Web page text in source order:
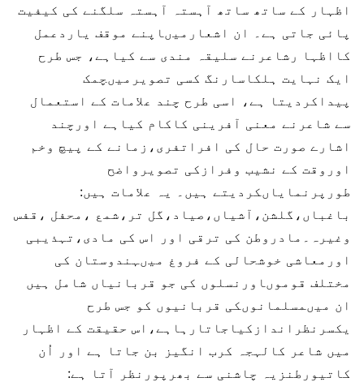
اظہار کے ساتھ ساتھ آہستہ آہستہ سلگنے کی کیفیت
پائی جاتی ہے۔ ان اشعارمیںاپنے موقف یاردعمل
کااظہا رشاعرنے سلیقہ مندی سے کیاہے، جس طرح
ایک نہایت ہلکاسارنگ کسی تصویرمیںچمک
پیداکردیتا ہے، اسی طرح چند علامات کے استعمال
سے شاعرنے معنی آفرینی کاکام کیاہے اورچند
اشارے صورت حال کی افراتفری،زمانے کے پیچ وخم
اوروقت کے نشیب وفرازکی تصویرواضح
طورپرنمایاںکردیتے ہیں۔ یہ علامات ہیں:
باغباں،گلشن،آشیاں،صیاد،گل تر،شمع ،محفل ،قفس
وغیرہ۔مادروطن کی ترقی اور اس کی مادی،تہذیبی
اورمعاشی خوشحالی کے فروغ میںہندوستان کی
مختلف قوموںاورنسلوں کی جو قربانیاں شامل ہیں
ان میںمسلمانوںکی قربانیوں کو جس طرح
یکسرنظراندازکیاجاتارہاہے،اس حقیقت کے اظہار
میں شاعر کالہجہ کرب انگیز بن جاتا ہے اور اُن
کاتیورطنزیہ چاشنی سے بھرپورنظر آتا ہے: